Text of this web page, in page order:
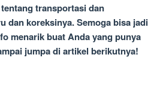
transportasi dan
dan koreksinya. Semoga bisa jadi
menarik buat Anda yang punya
jumpa di artikel berikutnya!